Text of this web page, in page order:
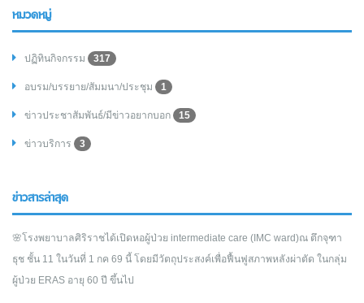
หมวดหมู่
ปฏิทินกิจกรรม 317
อบรม/บรรยาย/สัมมนา/ประชุม 1
ข่าวประชาสัมพันธ์/มีข่าวอยากบอก 15
ข่าวบริการ 3
ข่าวสารล่าสุด
🌸โรงพยาบาลศิริราชได้เปิดหอผู้ป่วย intermediate care (IMC ward)ณ ตึกจุฑา
ธุช ชั้น 11 ในวันที่ 1 กค 69 นี้ โดยมีวัตถุประสงค์เพื่อฟื้นฟูสภาพหลังผ่าตัด ในกลุ่ม
ผู้ป่วย ERAS อายุ 60 ปี ขึ้นไป